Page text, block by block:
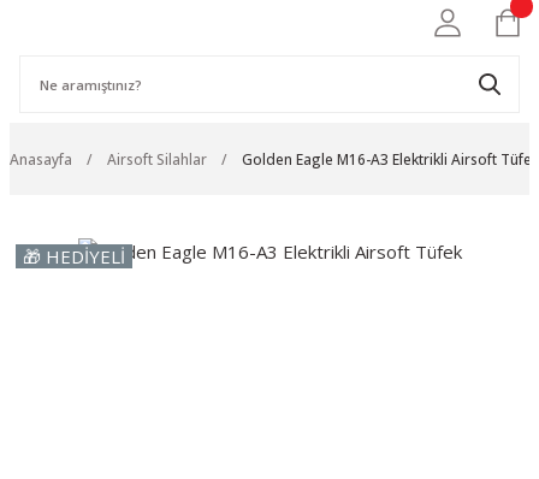
Anasayfa Airsoft Silahlar Golden Eagle M16-A3 Elektrikli Airsoft Tüfek
🎁 HEDİYELİ